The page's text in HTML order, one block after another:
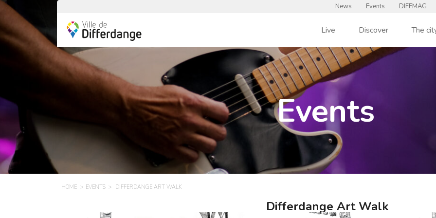
News Events DIFFMAG
Live Discover The
Events
HOME EVENTS DIFFERDANGE ART WALK
Differdange Art Walk